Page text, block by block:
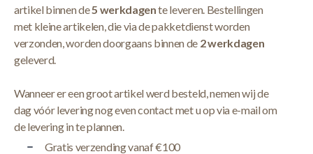
artikel binnen de5 werkdagente leveren. Bestellingen
met kleine artikelen, die via de pakketdienst worden
verzonden, worden doorgaans binnen de 2 werkdagen
geleverd.
Wanneer er een groot artikel werd besteld, nemen wij de
dag vóór levering nog even contact met u op via e-mail om
de levering in te plannen.
Gratis verzending vanaf €100